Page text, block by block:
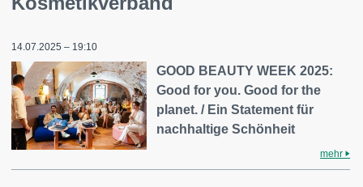
14.07.2025 – 19:10
GOOD BEAUTY WEEK 2025:
Good for you. Good for the
planet. / Ein Statement für
nachhaltige Schönheit
mehr